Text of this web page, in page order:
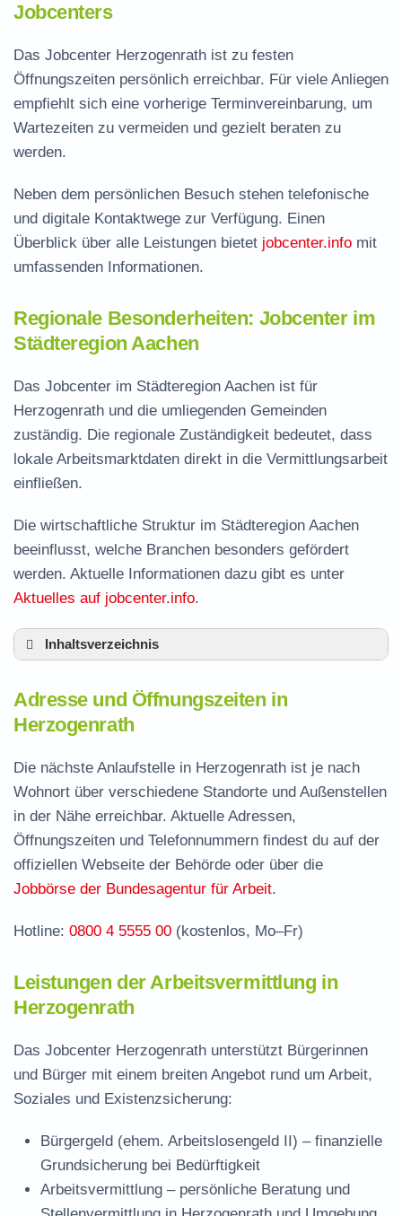
Jobcenters
Das Jobcenter Herzogenrath ist zu festen
Öffnungszeiten persönlich erreichbar. Für viele Anliegen
empfiehlt sich eine vorherige Terminvereinbarung, um
Wartezeiten zu vermeiden und gezielt beraten zu
werden.
Neben dem persönlichen Besuch stehen telefonische
und digitale Kontaktwege zur Verfügung. Einen
Überblick über alle Leistungen bietet jobcenter.info mit
umfassenden Informationen.
Regionale Besonderheiten: Jobcenter im
Städteregion Aachen
Das Jobcenter im Städteregion Aachen ist für
Herzogenrath und die umliegenden Gemeinden
zuständig. Die regionale Zuständigkeit bedeutet, dass
lokale Arbeitsmarktdaten direkt in die Vermittlungsarbeit
einfließen.
Die wirtschaftliche Struktur im Städteregion Aachen
beeinflusst, welche Branchen besonders gefördert
werden. Aktuelle Informationen dazu gibt es unter
Aktuelles auf jobcenter.info.
Inhaltsverzeichnis
Leistungen der Arbeitsvermittlung in
Herzogenrath
Termin vereinbaren und Bürgergeld beantragen
Jobcenter Städteregion Aachen – zuständige
Stelle
Stellenangebote und Jobbörse in Herzogenrath
Häufige Fragen rund ums Jobcenter
Adresse und Öffnungszeiten in
Herzogenrath
Die nächste Anlaufstelle in Herzogenrath ist je nach
Wohnort über verschiedene Standorte und Außenstellen
in der Nähe erreichbar. Aktuelle Adressen,
Öffnungszeiten und Telefonnummern findest du auf der
offiziellen Webseite der Behörde oder über die
Jobbörse der Bundesagentur für Arbeit.
Hotline: 0800 4 5555 00 (kostenlos, Mo–Fr)
Leistungen der Arbeitsvermittlung in
Herzogenrath
Das Jobcenter Herzogenrath unterstützt Bürgerinnen
und Bürger mit einem breiten Angebot rund um Arbeit,
Soziales und Existenzsicherung:
Bürgergeld (ehem. Arbeitslosengeld II) – finanzielle
Grundsicherung bei Bedürftigkeit
Arbeitsvermittlung – persönliche Beratung und